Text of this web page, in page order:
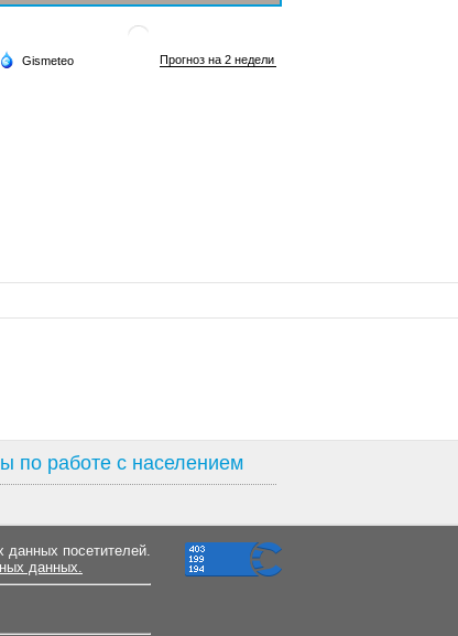
по работе с населением
данных посетителей.
данных.